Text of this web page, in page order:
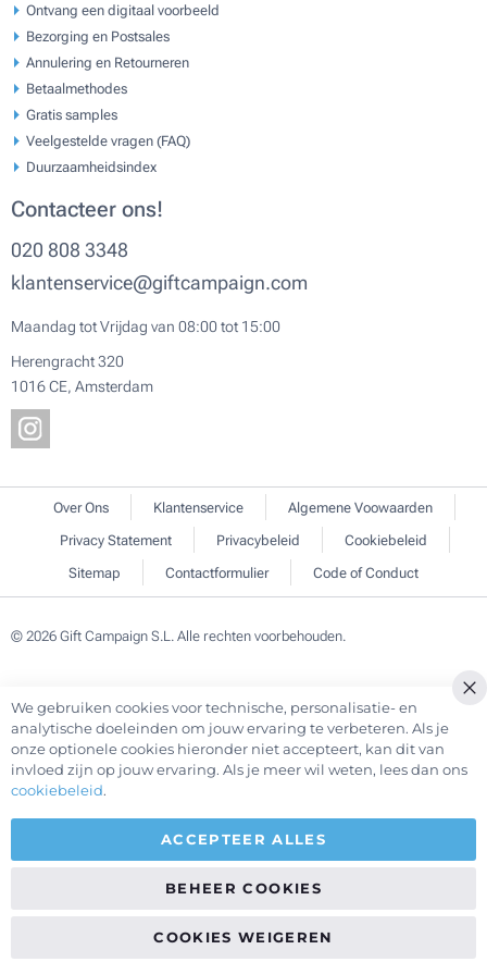
Ontvang een digitaal voorbeeld
Bezorging en Postsales
Annulering en Retourneren
Betaalmethodes
Gratis samples
Veelgestelde vragen (FAQ)
Duurzaamheidsindex
Contacteer ons!
020 808 3348
klantenservice@giftcampaign.com
Maandag tot Vrijdag van 08:00 tot 15:00
Herengracht 320
1016 CE, Amsterdam
Over Ons Klantenservice
Algemene Voowaarden
Privacy Statement
Privacybeleid
Cookiebeleid
Sitemap
Contactformulier Code of Conduct
© 2026 Gift Campaign S.L. Alle rechten voorbehouden.
We gebruiken cookies voor technische, personalisatie- en
analytische doeleinden om jouw ervaring te verbeteren. Als je
onze optionele cookies hieronder niet accepteert, kan dit van
invloed zijn op jouw ervaring. Als je meer wil weten, lees dan ons
cookiebeleid.
ACCEPTEER ALLES
BEHEER COOKIES
COOKIES WEIGEREN